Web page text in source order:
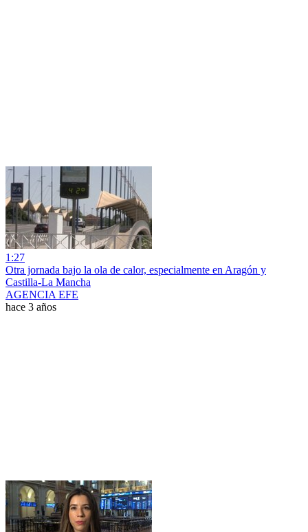
1:27
Otra jornada bajo la ola de calor, especialmente en Aragón y
Castilla-La Mancha
AGENCIA EFE
hace 3 años